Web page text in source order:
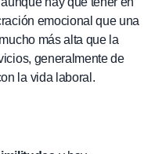
emocional que una
más alta que la
generalmente de
la vida laboral.